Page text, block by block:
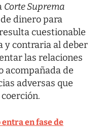
Corte Suprema
dinero para
cuestionable
y contraria al deber
las relaciones
acompañada de
adversas que
en fase de